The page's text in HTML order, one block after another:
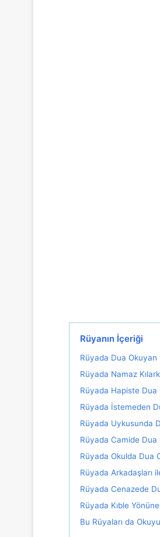
Rüyanın İçeriği
Rüyada Dua Okuyan
Rüyada Namaz
Rüyada Hapiste
Rüyada İstemeden
Rüyada Uykusunda
Rüyada Camide
Rüyada Okulda Dua
Rüyada Arkadaşları
Rüyada Cenazede
Rüyada Kıble
Bu Rüyaları da